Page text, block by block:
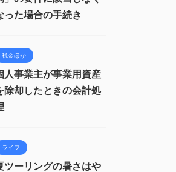
った場合の手続き
税金ほか
人事業主が事業用資産
除却したときの会計処
ライフ
ツーリングの暑さはや